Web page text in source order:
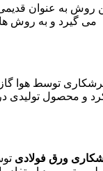
روش به عنوان
می‌ گیرد و به روش‌
توسط هوا
ورق فولادی